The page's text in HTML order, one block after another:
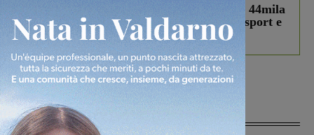
Estra Notizie agosto: Smart Cities, oltre 44mila
studenti coinvolti, torna il bando per lo sport e
debutta il podcast Estrair
Più lette